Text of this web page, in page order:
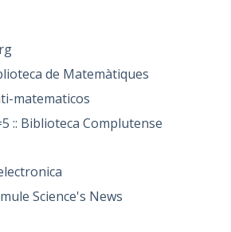
de Matemàtiques
matematicos
:: Biblioteca Complutense
Science's News